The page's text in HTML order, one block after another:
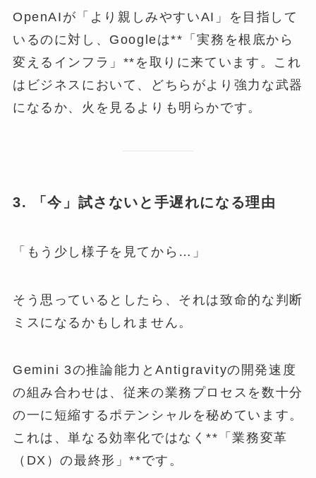
OpenAIが「より親しみやすいAI」を目指して
いるのに対し、Googleは**「実務を根底から
変えるインフラ」**を取りに来ています。これ
はビジネスにおいて、どちらがより強力な武器
になるか、火を見るよりも明らかです。
3. 「今」試さないと手遅れになる理由
「もう少し様子を見てから…」
そう思っているとしたら、それは致命的な判断
ミスになるかもしれません。
Gemini 3の推論能力とAntigravityの開発速度
の組み合わせは、従来の業務プロセスを数十分
の一に短縮するポテンシャルを秘めています。
これは、単なる効率化ではなく**「業務変革
（DX）の最終形」**です。